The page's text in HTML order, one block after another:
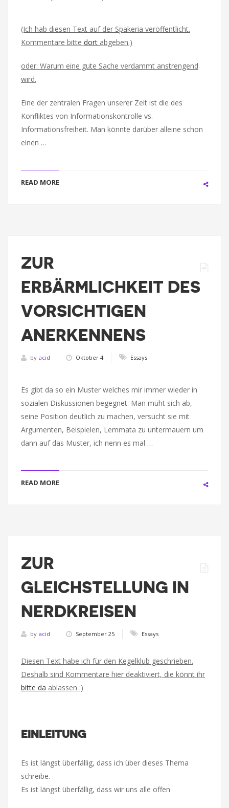
(Ich hab diesen Text auf der Spakeria veröffentlicht.
Kommentare bitte dort abgeben.)
oder: Warum eine gute Sache verdammt anstrengend
wird.
Eine der zentralen Fragen unserer Zeit ist die des
Konfliktes von Informationskontrolle vs.
Informationsfreiheit. Man könnte darüber alleine schon
einen …
READ MORE
ZUR
ERBÄRMLICHKEIT DES
VORSICHTIGEN
ANERKENNENS
by acid Oktober 4 Essays
Es gibt da so ein Muster welches mir immer wieder in
sozialen Diskussionen begegnet. Man müht sich ab,
seine Position deutlich zu machen, versucht sie mit
Argumenten, Beispielen, Lemmata zu untermauern um
dann auf das Muster, ich nenn es mal …
READ MORE
ZUR
GLEICHSTELLUNG IN
NERDKREISEN
by acid September 25 Essays
Diesen Text habe ich für den Kegelklub geschrieben.
Deshalb sind Kommentare hier deaktiviert, die könnt ihr
bitte da ablassen :)
EINLEITUNG
Es ist längst überfällig, dass ich über dieses Thema
schreibe.
Es ist längst überfällig, dass wir uns alle offen